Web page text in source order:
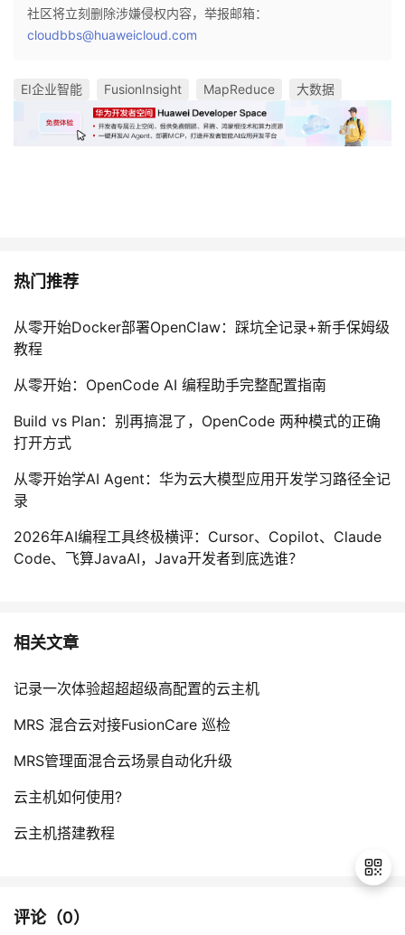
社区将立刻删除涉嫌侵权内容，举报邮箱：
cloudbbs@huaweicloud.com
EI企业智能 FusionInsight MapReduce 大数据
热门推荐
从零开始Docker部署OpenClaw：踩坑全记录+新手保姆级
教程
从零开始：OpenCode AI 编程助手完整配置指南
Build vs Plan：别再搞混了，OpenCode 两种模式的正确
打开方式
从零开始学AI Agent：华为云大模型应用开发学习路径全记
录
2026年AI编程工具终极横评：Cursor、Copilot、Claude
Code、飞算JavaAI，Java开发者到底选谁？
相关文章
记录一次体验超超超级高配置的云主机
MRS 混合云对接FusionCare 巡检
MRS管理面混合云场景自动化升级
云主机如何使用?
云主机搭建教程
评论（0）